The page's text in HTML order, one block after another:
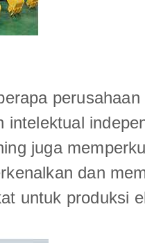
perusahaan
juga
dan
untuk produksi